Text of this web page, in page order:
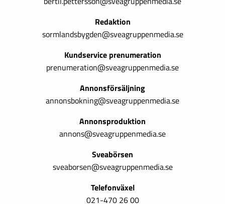
Redaktion
sormlandsbygden@sveagruppenmedia.se
Kundservice prenumeration
prenumeration@sveagruppenmedia.se
Annonsförsäljning
annonsbokning@sveagruppenmedia.se
Annonsproduktion
annons@sveagruppenmedia.se
Sveabörsen
sveaborsen@sveagruppenmedia.se
Telefonväxel
021-470 26 00